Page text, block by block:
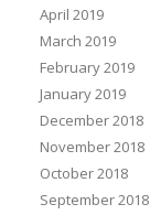
April 2019
March 2019
February 2019
January 2019
December 2018
November 2018
October 2018
September 2018